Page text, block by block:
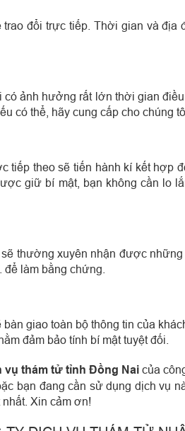
đổi trực tiếp. Thời gian và địa
ảnh hưởng rất lớn thời gian
có thể, hãy cung cấp cho chúng
tiếp theo sẽ tiến hành kí kết hợp
giữ bí mật, bạn không cần lo
thường xuyên nhận được
làm bằng chứng.
giao toàn bộ thông tin của
đảm bảo tính bí mật tuyệt đối.
vụ thám tử tỉnh Đồng Nai của
bạn đang cần sử dụng dịch vụ
Xin cảm ơn!